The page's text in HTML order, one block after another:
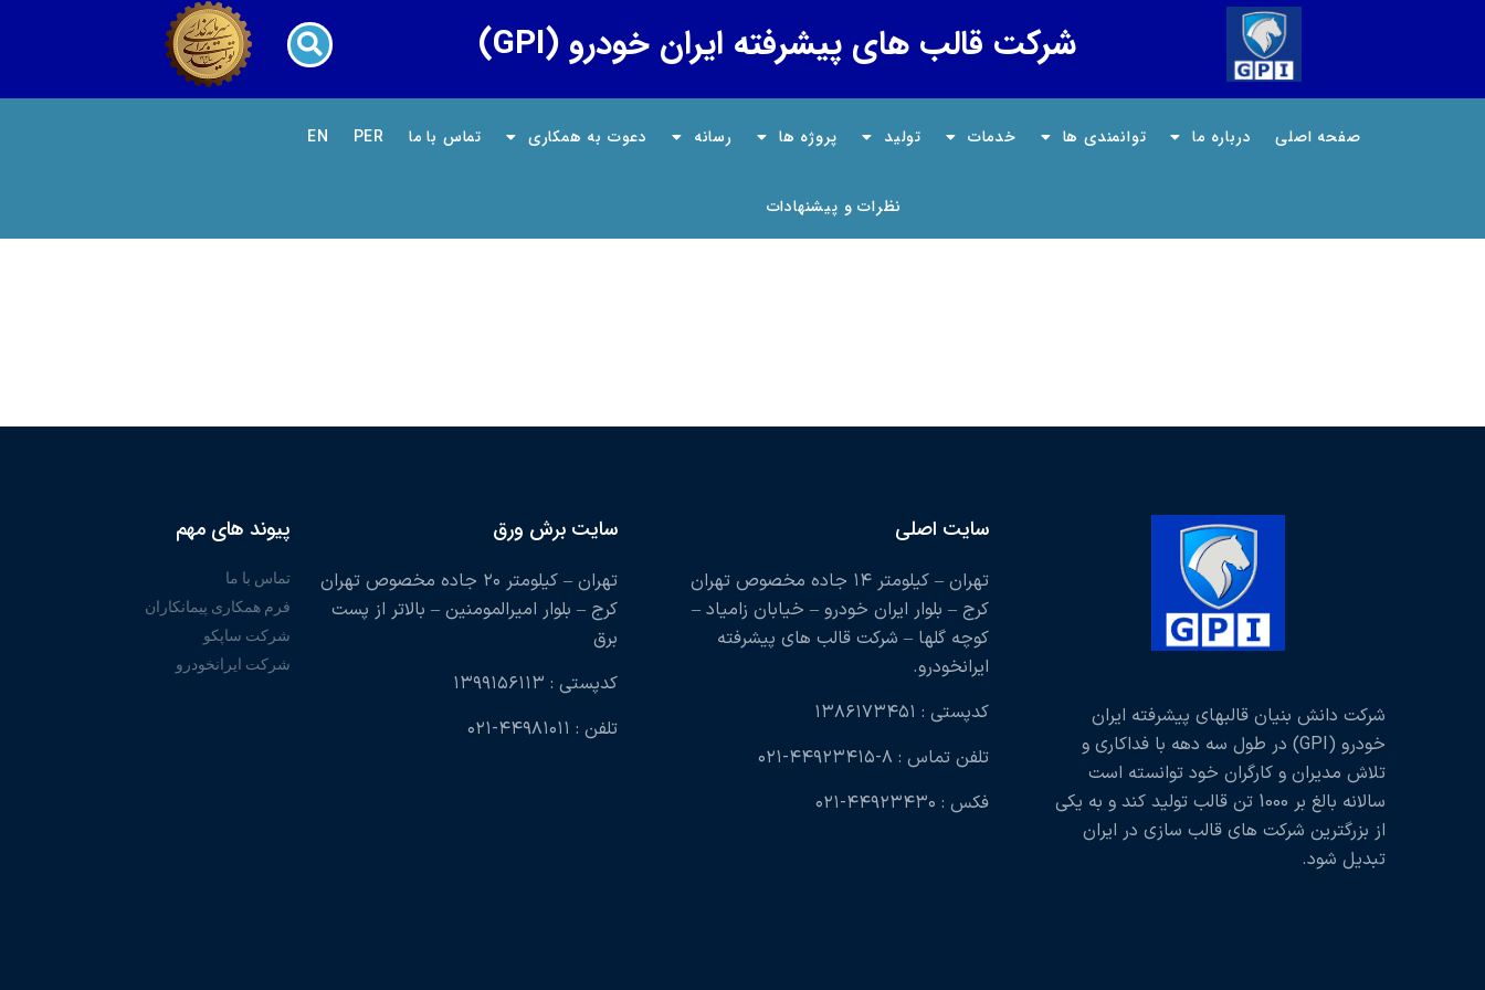
شرکت قالب های پیشرفته ایران خودرو (GPI)
صفحه اصلی درباره ما توانمندی ها خدمات تولید پروژه ها رسانه دعوت به همکاری تماس با ما PER
EN
نظرات و پیشنهادات
شرکت دانش بنیان قالبهای پیشرفته ایران
خودرو (GPI) در طول سه دهه با فداکاری و
تلاش مدیران و کارگران خود توانسته است
سالانه بالغ بر 1000 تن قالب تولید کند و به یکی
از بزرگترین شرکت های قالب سازی در ایران
تبدیل شود.
سایت اصلی
تهران – کیلومتر ۱۴ جاده مخصوص تهران
کرج – بلوار ایران خودرو – خیابان زامیاد –
کوچه گلها – شرکت قالب های پیشرفته
ایرانخودرو.
کدپستی : ۱۳۸۶۱۷۳۴۵۱
تلفن تماس : ۸-۴۴۹۲۳۴۱۵-۰۲۱
فکس : ۴۴۹۲۳۴۳۰-۰۲۱
سایت برش ورق
تهران – کیلومتر ۲۰ جاده مخصوص تهران
کرج – بلوار امیرالمومنین – بالاتر از پست
برق
کدپستی : ۱۳۹۹۱۵۶۱۱۳
تلفن : ۴۴۹۸۱۰۱۱-۰۲۱
پیوند های مهم
تماس با ما
فرم همکاری پیمانکاران
شرکت ساپکو
شرکت ایرانخودرو